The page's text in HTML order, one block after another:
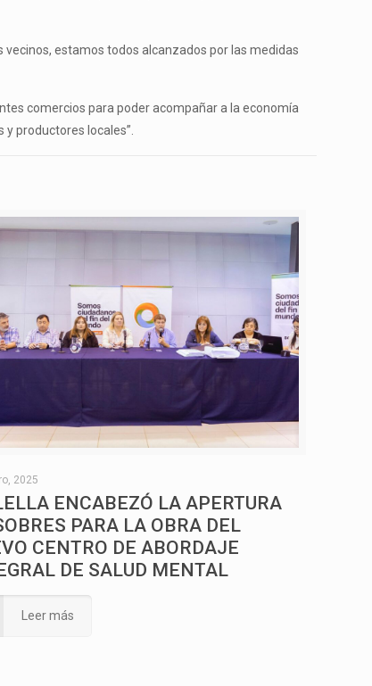
vecinos, estamos todos alcanzados por las medidas
comercios para poder acompañar a la economía
productores locales”.
2025
ENCABEZÓ LA APERTURA
PARA LA OBRA DEL
CENTRO DE ABORDAJE
DE SALUD MENTAL
Leer más